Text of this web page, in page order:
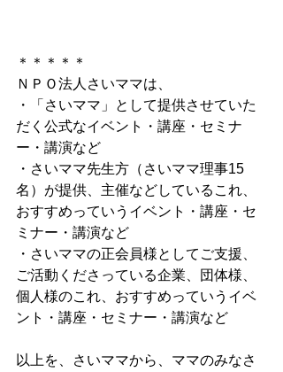
＊＊＊＊＊
ＮＰＯ法人さいママは、
・「さいママ」として提供させていた
だく公式なイベント・講座・セミナ
ー・講演など
・さいママ先生方（さいママ理事15
名）が提供、主催などしているこれ、
おすすめっていうイベント・講座・セ
ミナー・講演など
・さいママの正会員様としてご支援、
ご活動くださっている企業、団体様、
個人様のこれ、おすすめっていうイベ
ント・講座・セミナー・講演など
以上を、さいママから、ママのみなさ